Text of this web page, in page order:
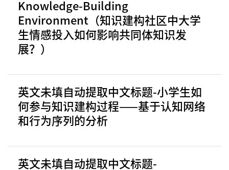
Knowledge-Building
Environment（知识建构社区中大学
生情感投入如何影响共同体知识发
展？）
英文未填自动提取中文标题-小学生如
何参与知识建构过程——基于认知网络
和行为序列的分析
英文未填自动提取中文标题-